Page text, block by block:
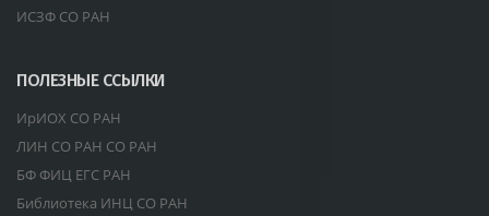
ИСЗФ СО РАН
ПОЛЕЗНЫЕ ССЫЛКИ
ИрИОХ СО РАН
ЛИН СО РАН СО РАН
БФ ФИЦ ЕГС РАН
Библиотека ИНЦ СО РАН